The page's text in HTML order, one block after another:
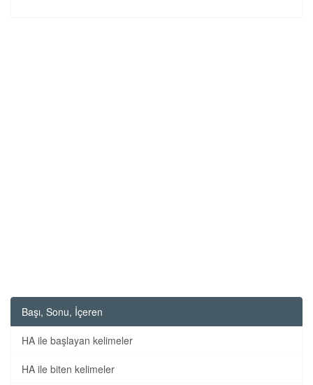
Başı, Sonu, İçeren
HA ile başlayan kelimeler
HA ile biten kelimeler